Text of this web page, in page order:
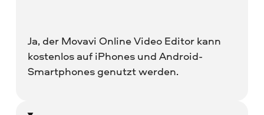
Ja, der Movavi Online Video Editor kann
kostenlos auf iPhones und Android-
Smartphones genutzt werden.